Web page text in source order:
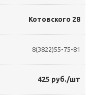
Котовского 28
8(3822)55-75-81
425 руб./шт